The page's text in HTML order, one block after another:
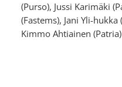
(Purso), Jussi Karimäki
(Fastems), Jani Yli-hukka
Kimmo Ahtiainen (Patria)